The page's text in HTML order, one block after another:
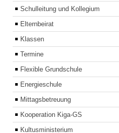
Schulleitung und Kollegium
Elternbeirat
Klassen
Termine
Flexible Grundschule
Energieschule
Mittagsbetreuung
Kooperation Kiga-GS
Kultusministerium